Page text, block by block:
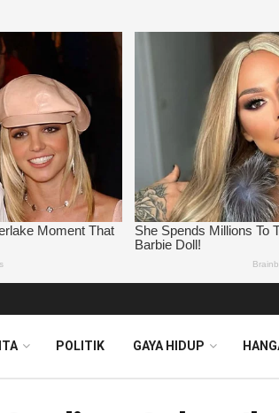
POLITIK GAYA HIDUP